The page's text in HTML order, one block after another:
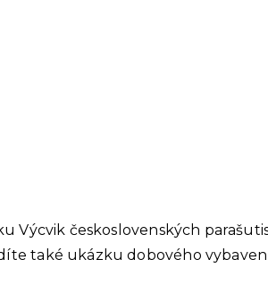
Výcvik československých
také ukázku dobového